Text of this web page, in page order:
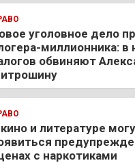
уголовное дело
миллионника: в
обвиняют
и литературе
с наркотиками